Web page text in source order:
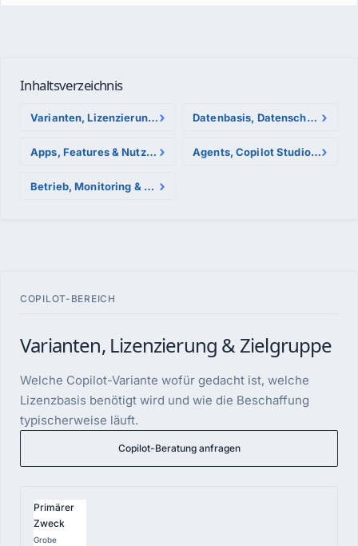
Inhaltsverzeichnis
Varianten, Lizenzierung & Zielgruppe Datenbasis, Datenschutz & Governance
Apps, Features & Nutzererlebnis Agents, Copilot Studio & Nutzungskontingente
Betrieb, Monitoring & Rollout
COPILOT-BEREICH
Varianten, Lizenzierung & Zielgruppe
Welche Copilot-Variante wofür gedacht ist, welche
Lizenzbasis benötigt wird und wie die Beschaffung
typischerweise läuft.
Copilot-Beratung anfragen
VERGLEICHSPUNKT
PRIVAT
Primärer
Zweck
Grobe